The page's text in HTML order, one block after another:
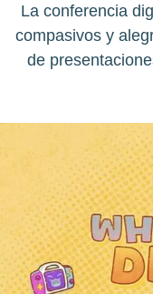
La conferencia
compasivos y
de